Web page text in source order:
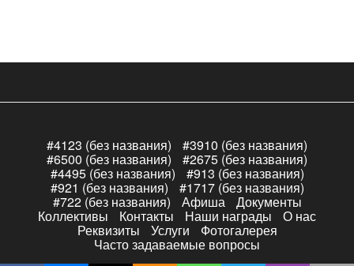
#4123 (без названия) #3910 (без названия)
#6500 (без названия) #2675 (без названия)
#4495 (без названия) #913 (без названия)
#921 (без названия) #1717 (без названия)
#722 (без названия) Афиша Документы
Коллективы Контакты Наши награды О нас
Реквизиты Услуги Фотогалерея
Часто задаваемые вопросы